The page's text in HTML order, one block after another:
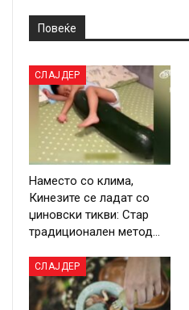
Повеќе
СЛАЈДЕР
Наместо со клима,
Кинезите се ладат со
џиновски тикви: Стар
традиционален метод…
СЛАЈДЕР